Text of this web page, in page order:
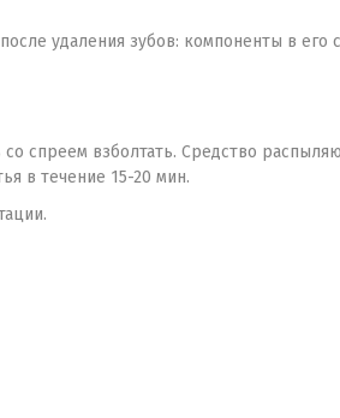
удаления зубов: компоненты в его
спреем взболтать. Средство
в течение 15-20 мин.